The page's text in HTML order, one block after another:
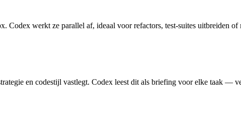
Codex werkt ze parallel af, ideaal voor refactors, test-suites uitbreiden of
en codestijl vastlegt. Codex leest dit als briefing voor elke taak